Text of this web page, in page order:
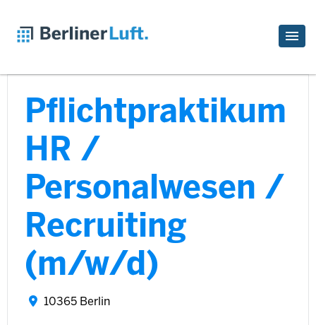
Pflichtpraktikum
HR /
Personalwesen /
Recruiting
(m/w/d)
10365 Berlin